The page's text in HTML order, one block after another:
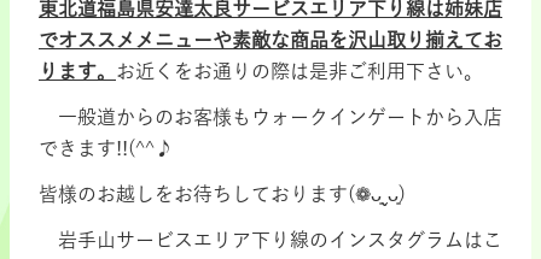
東北道福島県安達太良サービスエリア下り線は姉妹店
でオススメメニューや素敵な商品を沢山取り揃えてお
ります。 お近くをお通りの際は是非ご利用下さい。
一般道からのお客様もウォークインゲートから入店
できます!!(^^♪
皆様のお越しをお待ちしております(❁ᴗ͈ˬᴗ͈)
岩手山サービスエリア下り線のインスタグラムはこ